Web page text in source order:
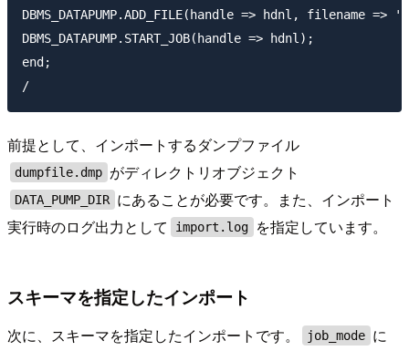
DBMS_DATAPUMP.ADD_FILE(handle => hdnl,
DBMS_DATAPUMP.START_JOB(handle => hdnl);
end;
前提として、インポートするダンプファイル
dumpfile.dmp がディレクトリオブジェクト
DATA_PUMP_DIR にあることが必要です。また、インポート
実行時のログ出力として
import.log を指定しています。
スキーマを指定したインポート
次に、スキーマを指定したインポートです。 job_mode に